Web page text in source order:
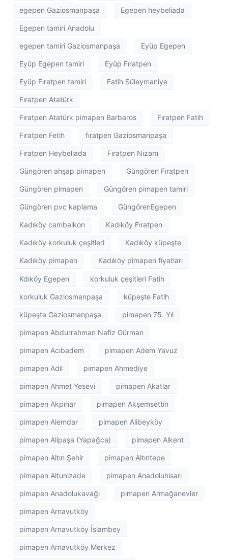
egepen Gaziosmanpaşa Egepen heybeliada
Egepen tamiri Anadolu
egepen tamiri Gaziosmanpaşa Eyüp Egepen
Eyüp Egepen tamiri Eyüp Fıratpen
Eyüp Fıratpen tamiri Fatih Süleymaniye
Fıratpen Atatürk
Fıratpen Atatürk pimapen Barbaros Fıratpen Fatih
Fıratpen Fetih fıratpen Gaziosmanpaşa
Fıratpen Heybeliada Fıratpen Nizam
Güngören ahşap pimapen Güngören Fıratpen
Güngören pimapen Güngören pimapen tamiri
Güngören pvc kaplama GüngörenEgepen
Kadıköy cambalkon Kadıköy Fıratpen
Kadıköy korkuluk çeşitleri Kadıköy küpeşte
Kadıköy pimapen Kadıköy pimapen fiyatları
Kdıköy Egepen korkuluk çeşitleri Fatih
korkuluk Gaziosmanpaşa küpeşte Fatih
küpeşte Gaziosmanpaşa pimapen 75. Yıl
pimapen Abdurrahman Nafiz Gürman
pimapen Acıbadem pimapen Adem Yavuz
pimapen Adil pimapen Ahmediye
pimapen Ahmet Yesevi pimapen Akatlar
pimapen Akpınar pimapen Akşemsettin
pimapen Alemdar pimapen Alibeyköy
pimapen Alipaşa (Yapağca) pimapen Alkent
pimapen Altın Şehir pimapen Altıntepe
pimapen Altunizade pimapen Anadoluhisarı
pimapen Anadolukavağı pimapen Armağanevler
pimapen Arnavutköy
pimapen Arnavutköy İslambey
pimapen Arnavutköy Merkez